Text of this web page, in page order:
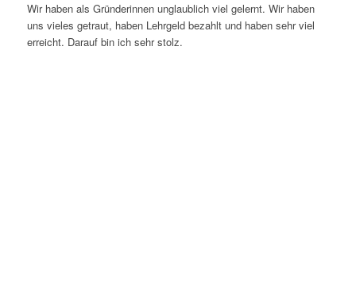
Wir haben als Gründerinnen unglaublich viel gelernt. Wir haben
uns vieles getraut, haben Lehrgeld bezahlt und haben sehr viel
erreicht. Darauf bin ich sehr stolz.